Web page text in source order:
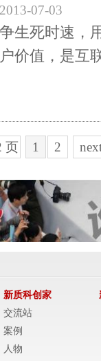
2013-07-03
生死时速，
价值，是互
页 1 2
新质科创家
交流站
案例
人物